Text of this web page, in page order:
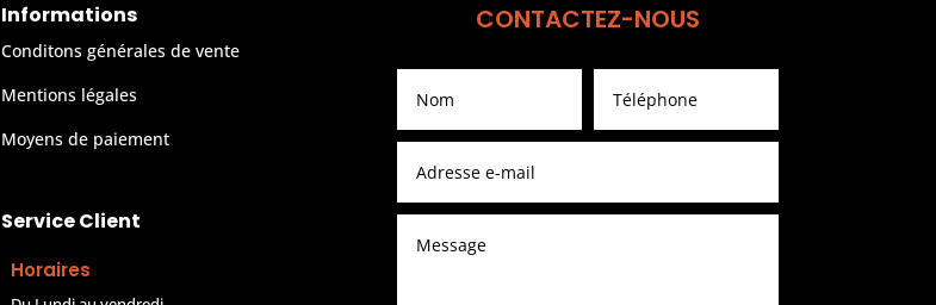
Informations
Conditons générales de vente
Mentions légales
Moyens de paiement
Service Client
Horaires
CONTACTEZ-NOUS